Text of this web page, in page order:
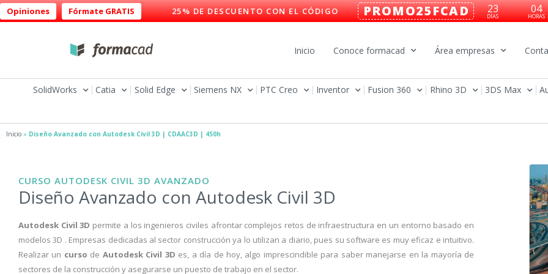
Ir
al
Opiniones Fórmate GRATIS 25% DE DESCUENTO CON EL CÓDIGO PROMO25FCAD 23
DÍAS
04
HORAS
Inicio Conoce formacad Área empresas
SolidWorks Catia Solid Edge Siemens NX PTC Creo Inventor Fusion 360 Rhino 3D 3DS Max
Inicio » Diseño Avanzado con Autodesk Civil 3D | CDAAC3D | 450h
CURSO AUTODESK CIVIL 3D AVANZADO
Diseño Avanzado con Autodesk Civil 3D
Autodesk Civil 3D permite a los ingenieros civiles afrontar complejos retos de infraestructura en un entorno basado en
modelos 3D . Empresas dedicadas al sector construcción ya lo utilizan a diario, pues su software es muy eficaz e intuitivo.
Realizar un curso de Autodesk Civil 3D es, a día de hoy, algo imprescindible para saber manejarse en la mayoría de
sectores de la construcción y asegurarse un puesto de trabajo en el sector.